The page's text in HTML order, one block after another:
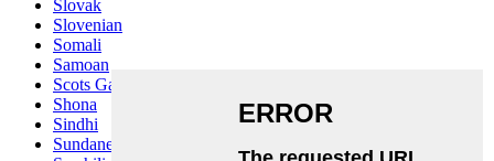
Slovak
Slovenian
Somali
Samoan
Scots Gaelic
Shona
Sindhi
Sundanese